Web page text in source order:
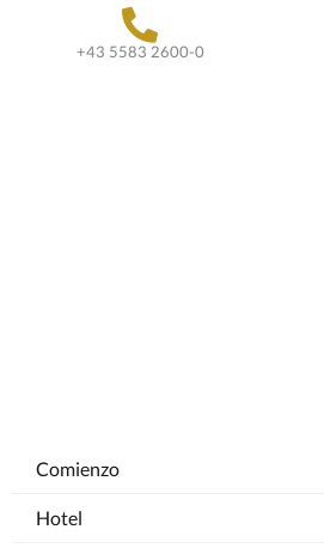
+43 5583 2600-0
Comienzo
Hotel